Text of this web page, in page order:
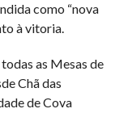
como “nova
à vitoria.
as Mesas de
Chã das
de Cova